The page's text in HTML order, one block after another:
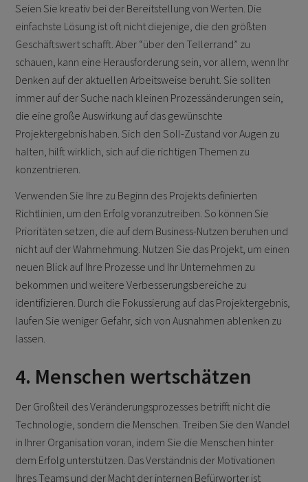
Seien Sie kreativ bei der Bereitstellung von Werten. Die
einfachste Lösung ist oft nicht diejenige, die den größten
Geschäftswert schafft. Aber “über den Tellerrand” zu
schauen, kann eine Herausforderung sein, vor allem, wenn Ihr
Denken auf der aktuellen Arbeitsweise beruht. Sie sollten
immer auf der Suche nach kleinen Prozessänderungen sein,
die eine große Auswirkung auf das gewünschte
Projektergebnis haben. Sich den Soll-Zustand vor Augen zu
halten, hilft wirklich, sich auf die richtigen Themen zu
konzentrieren.
Verwenden Sie Ihre zu Beginn des Projekts definierten
Richtlinien, um den Erfolg voranzutreiben. So können Sie
Prioritäten setzen, die auf dem Business-Nutzen beruhen und
nicht auf der Wahrnehmung. Nutzen Sie das Projekt, um einen
neuen Blick auf Ihre Prozesse und Ihr Unternehmen zu
bekommen und weitere Verbesserungsbereiche zu
identifizieren. Durch die Fokussierung auf das Projektergebnis,
laufen Sie weniger Gefahr, sich von Ausnahmen ablenken zu
lassen.
4. Menschen wertschätzen
Der Großteil des Veränderungsprozesses betrifft nicht die
Technologie, sondern die Menschen. Treiben Sie den Wandel
in Ihrer Organisation voran, indem Sie die Menschen hinter
dem Erfolg unterstützen. Das Verständnis der Motivationen
Ihres Teams und der Macht der internen Befürworter ist